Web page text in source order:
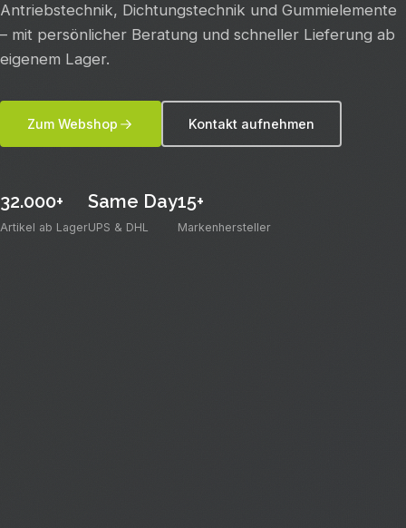
Webshop
Antriebstechnik, Dichtungstechnik und Gummielemente
– mit persönlicher Beratung und schneller Lieferung ab
eigenem Lager.
Zum Webshop Kontakt aufnehmen
32.000+
Artikel ab Lager
Same Day
UPS & DHL
15+
Markenhersteller